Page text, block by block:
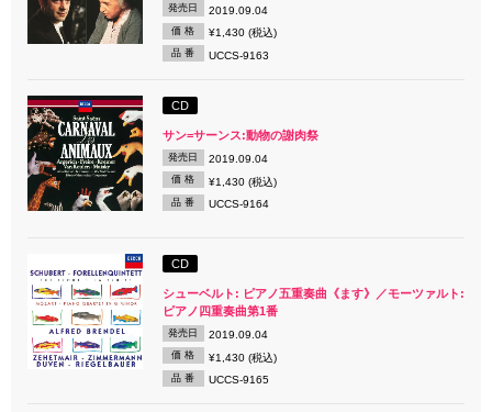
発売日 2019.09.04
価 格 ¥1,430 (税込)
品 番 UCCS-9163
CD
サン=サーンス:動物の謝肉祭
発売日 2019.09.04
価 格 ¥1,430 (税込)
品 番 UCCS-9164
CD
シューベルト: ピアノ五重奏曲《ます》／モーツァルト:
ピアノ四重奏曲第1番
発売日 2019.09.04
価 格 ¥1,430 (税込)
品 番 UCCS-9165